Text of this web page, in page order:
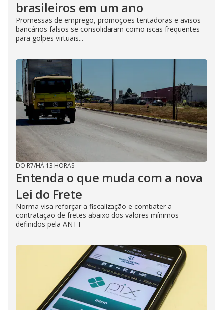
brasileiros em um ano
Promessas de emprego, promoções tentadoras e avisos
bancários falsos se consolidaram como iscas frequentes
para golpes virtuais...
DO R7/HÁ 13 HORAS
Entenda o que muda com a nova
Lei do Frete
Norma visa reforçar a fiscalização e combater a
contratação de fretes abaixo dos valores mínimos
definidos pela ANTT